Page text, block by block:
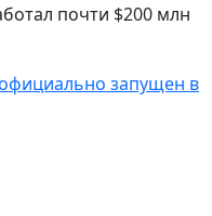
почти $200 млн
запущен в